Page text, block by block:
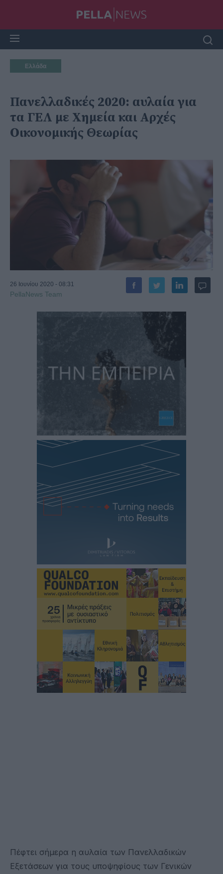
Ελλάδα
Πανελλαδικές 2020: αυλαία για
τα ΓΕΛ με Χημεία και Αρχές
Οικονομικής Θεωρίας
26 Ιουνίου 2020 - 08:31
PellaNews Team
Πέφτει σήμερα η αυλαία των Πανελλαδικών
Εξετάσεων για τους υποψηφίους των Γενικών